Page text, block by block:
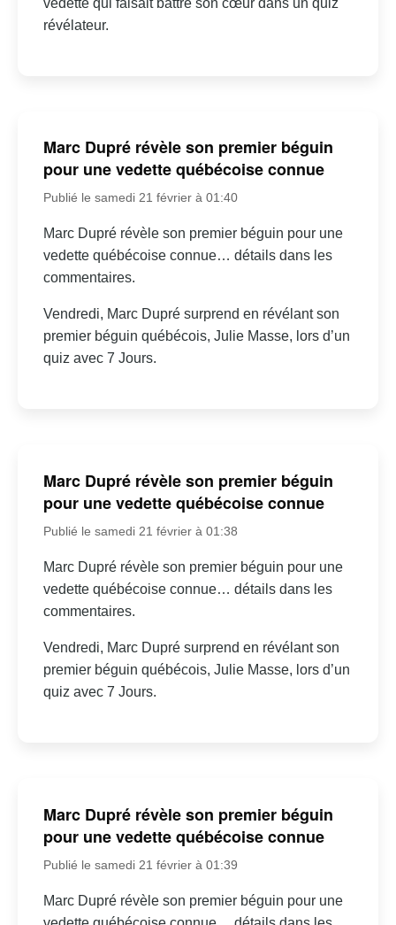
révélateur.
Marc Dupré révèle son premier béguin
pour une vedette québécoise connue
Publié le samedi 21 février à 01:40
Marc Dupré révèle son premier béguin pour une
vedette québécoise connue… détails dans les
commentaires.
Vendredi, Marc Dupré surprend en révélant son
premier béguin québécois, Julie Masse, lors d’un
quiz avec 7 Jours.
Marc Dupré révèle son premier béguin
pour une vedette québécoise connue
Publié le samedi 21 février à 01:38
Marc Dupré révèle son premier béguin pour une
vedette québécoise connue… détails dans les
commentaires.
Vendredi, Marc Dupré surprend en révélant son
premier béguin québécois, Julie Masse, lors d’un
quiz avec 7 Jours.
Marc Dupré révèle son premier béguin
pour une vedette québécoise connue
Publié le samedi 21 février à 01:39
Marc Dupré révèle son premier béguin pour une